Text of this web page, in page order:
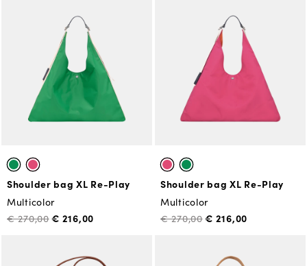
Shoulder bag XL Re-Play
Multicolor
€ 270,00€ 216,00
Shoulder bag XL Re-Play
Multicolor
€ 270,00€ 216,00